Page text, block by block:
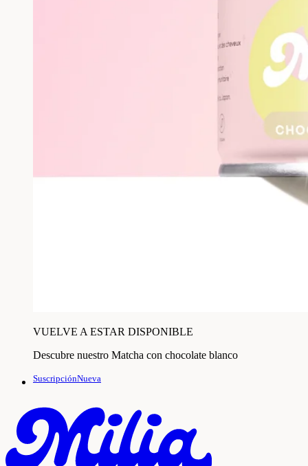
VUELVE A ESTAR DISPONIBLE
Descubre nuestro Matcha con chocolate blanco
SuscripciónNueva